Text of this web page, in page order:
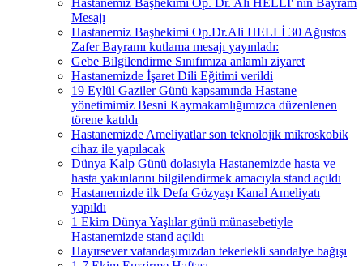
Mesajı
Hastanemiz Başhekimi Op.Dr.Ali HELLİ 30 Ağustos
Zafer Bayramı kutlama mesajı yayınladı:
Gebe Bilgilendirme Sınıfımıza anlamlı ziyaret
Hastanemizde İşaret Dili Eğitimi verildi
19 Eylül Gaziler Günü kapsamında Hastane
yönetimimiz Besni Kaymakamlığımızca düzenlenen
törene katıldı
Hastanemizde Ameliyatlar son teknolojik mikroskobik
cihaz ile yapılacak
Dünya Kalp Günü dolasıyla Hastanemizde hasta ve
hasta yakınlarını bilgilendirmek amacıyla stand açıldı
Hastanemizde ilk Defa Gözyaşı Kanal Ameliyatı
yapıldı
1 Ekim Dünya Yaşlılar günü münasebetiyle
Hastanemizde stand açıldı
Hayırsever vatandaşımızdan tekerlekli sandalye bağışı